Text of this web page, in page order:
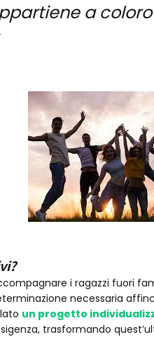
a
i ragazzi fuori
necessaria
un progetto
trasformando